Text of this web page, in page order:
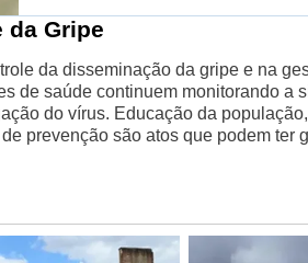
da Gripe
da disseminação da gripe e na
de saúde continuem monitorando a
do vírus. Educação da
prevenção são atos que podem ter